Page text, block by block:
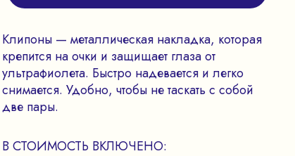
Клипоны — металлическая накладка, которая
крепится на очки и защищает глаза от
ультрафиолета. Быстро надевается и легко
снимается. Удобно, чтобы не таскать с собой
две пары.
В СТОИМОСТЬ ВКЛЮЧЕНО: